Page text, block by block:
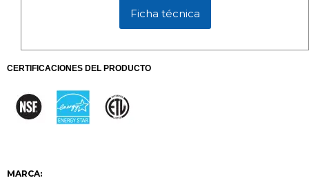
Ficha técnica
CERTIFICACIONES DEL PRODUCTO
MARCA: